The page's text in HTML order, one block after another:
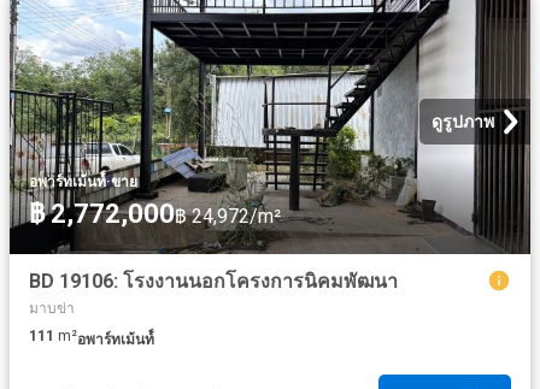
ดูรูปภาพ
อพาร์ทเม้นท์์·ขาย
฿ 2,772,000฿ 24,972/m²
BD 19106: โรงงานนอกโครงการนิคมพัฒนา
มาบข่า
111 m²อพาร์ทเม้นท์์